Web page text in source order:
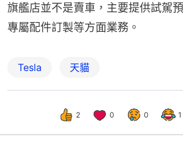
旗艦店並不是賣車，主要提供試駕
專屬配件訂製等方面業務。
Tesla 天貓
2 0 0 1